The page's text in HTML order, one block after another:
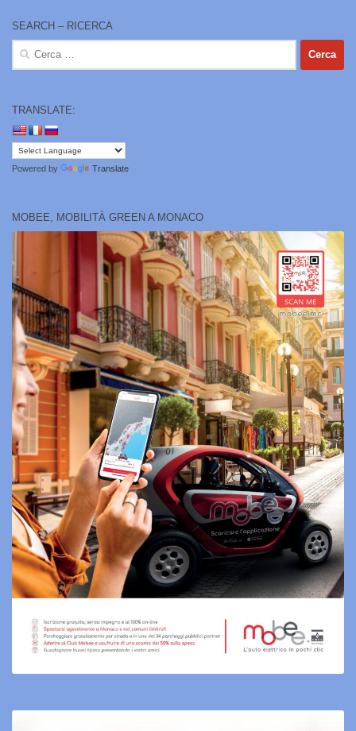
SEARCH – RICERCA
Ricerca
TRANSLATE:
Powered by Translate
MOBEE, MOBILITÀ GREEN A MONACO